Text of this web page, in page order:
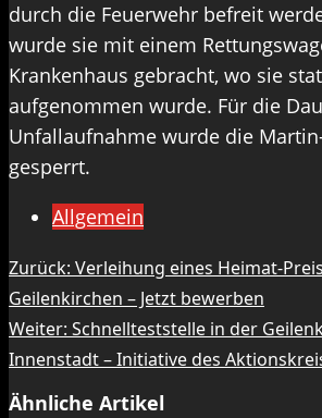
durch die Feuerwehr befreit
wurde sie mit einem
Krankenhaus gebracht, wo sie
aufgenommen wurde. Für die
Unfallaufnahme wurde die
gesperrt.
Allgemein
Beitragsnavigation
Zurück: Verleihung eines Heimat-
Geilenkirchen – Jetzt bewerben
Weiter: Schnellteststelle in der
Innenstadt – Initiative des
Ähnliche Artikel